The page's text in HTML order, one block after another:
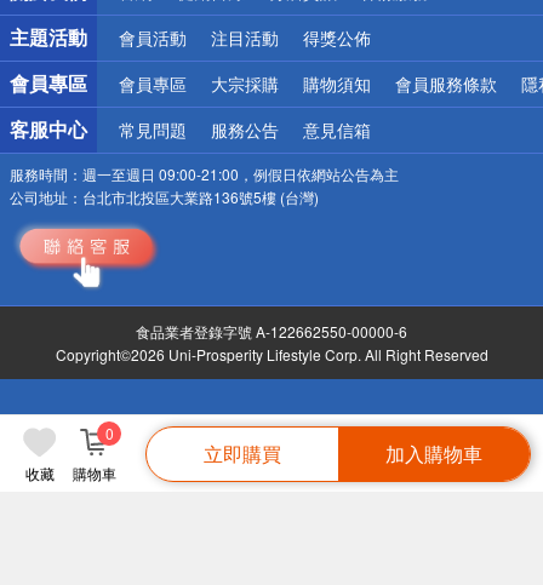
收藏 購物車
0
立即購買 加入購物車
詐騙網頁！請小心！
主題活動 會員活動 注目活動 得獎公佈
會員專區 會員專區 大宗採購 購物須知 會員服務條款 隱
客服中心 常見問題 服務公告 意見信箱
服務時間： 週一至週日 09:00-21:00，例假日依網站公告為主
公司地址： 台北市北投區大業路136號5樓 (台灣)
食品業者登錄字號 A-122662550-00000-6
Copyright©2026 Uni-Prosperity Lifestyle Corp. All Right Reserved